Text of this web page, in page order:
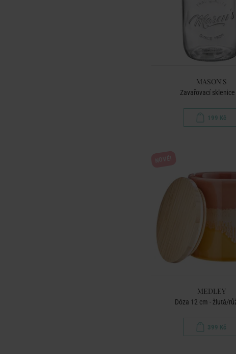
MASON'S
Zavařovací sklenice
199 Kč
MEDLEY
Dóza 12 cm - žlutá/
399 Kč